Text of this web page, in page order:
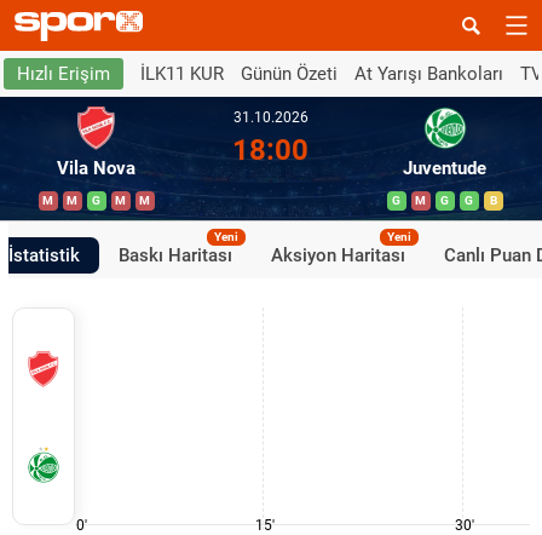
Hızlı Erişim İLK11 KUR Günün Özeti At Yarışı Bankoları
Vila Nova
M M G M M
31.10.2026
18:00
Juventude
G M G G B
İstatistik Baskı Haritası
Yeni
Aksiyon Haritası
Yeni
Canlı Puan
0' 15' 30'